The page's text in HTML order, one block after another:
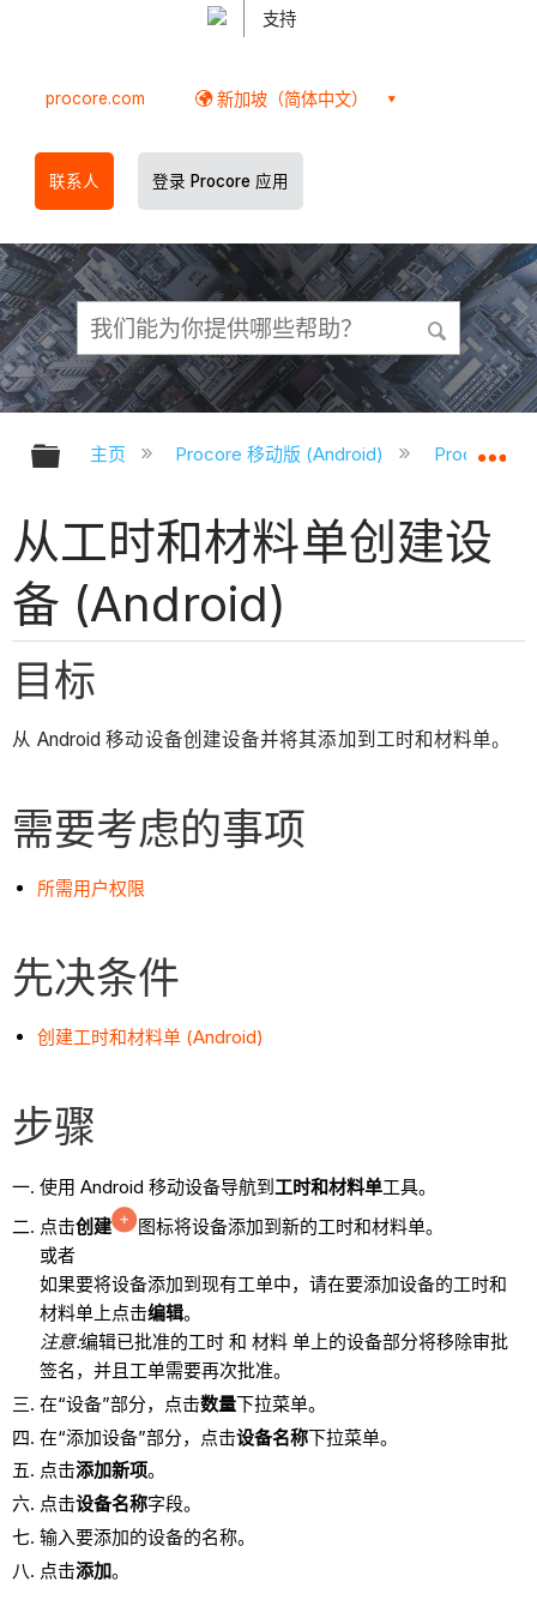
支持
procore.com 新加坡（简体中文）
联系人 登录 Procore 应用
扩展/隐缩全局层次
主页 Procore 移动版 (Android) Procore
从工时和材料单创建设
备 (Android)
目标
从 Android 移动设备创建设备并将其添加到工时和材料单。
需要考虑的事项
所需用户权限
先决条件
创建工时和材料单 (Android)
步骤
使用 Android 移动设备导航到 工时和材料单工具。
点击创建
图标将设备添加到新的工时和材料单。
或者
如果要将设备添加到现有工单中，请在要添加设备的工时和
材料单上点击编辑。
注意:编辑已批准的工时 和 材料 单上的设备部分将移除审批
签名，并且工单需要再次批准。
在“设备”部分，点击数量下拉菜单。
在“添加设备”部分，点击设备名称下拉菜单。
点击添加新项。
点击设备名称字段。
输入要添加的设备的名称。
点击添加。